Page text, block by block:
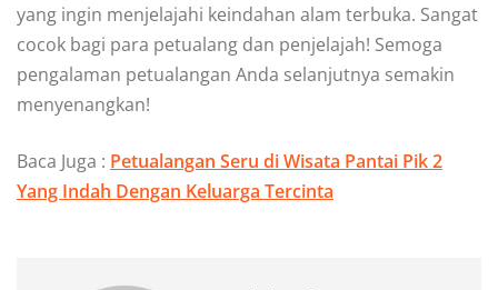
yang ingin menjelajahi keindahan alam terbuka. Sangat
cocok bagi para petualang dan penjelajah! Semoga
pengalaman petualangan Anda selanjutnya semakin
menyenangkan!
Baca Juga : Petualangan Seru di Wisata Pantai Pik 2
Yang Indah Dengan Keluarga Tercinta